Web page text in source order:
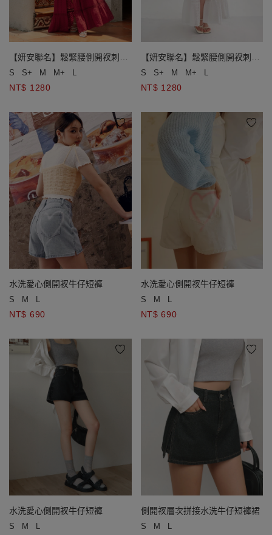
【妍安聯名】鬆緊腰側開衩刺繡
蕾絲蛋糕長裙
S S+ M M+ L
NT$ 1280
【妍安聯名】鬆緊腰側開衩刺繡
蕾絲蛋糕長裙
S S+ M M+ L
NT$ 1280
水洗愛心側開衩牛仔短褲
S M
NT$ 690
水洗愛心側開衩牛仔短褲
S M
NT$ 690
水洗愛心側開衩牛仔短褲
S M
側開衩層次拼接水洗牛仔短褲裙
S M